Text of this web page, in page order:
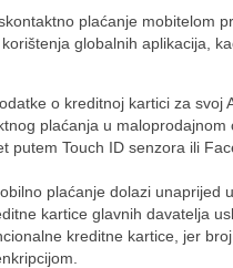
plaćanje mobitelom
globalnih aplikacija,
o kreditnoj kartici za svoj
plaćanja u
putem Touch ID senzora ili
plaćanje dolazi unaprijed
kartice glavnih davatelja
kreditne kartice, jer